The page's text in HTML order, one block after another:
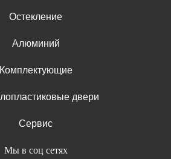
Остекление
Алюминий
Комплектующие
двери
Сервис
Мы в соц сетях